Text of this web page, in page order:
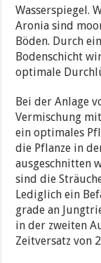
Wasserspiegel.
Aronia sind
Böden. Durch
Bodenschicht
optimale
Bei der Anlage
Vermischung
ein optimales
die Pflanze in
ausgeschnitten
sind die
Lediglich ein
grade an
in der zweiten
Zeitversatz von